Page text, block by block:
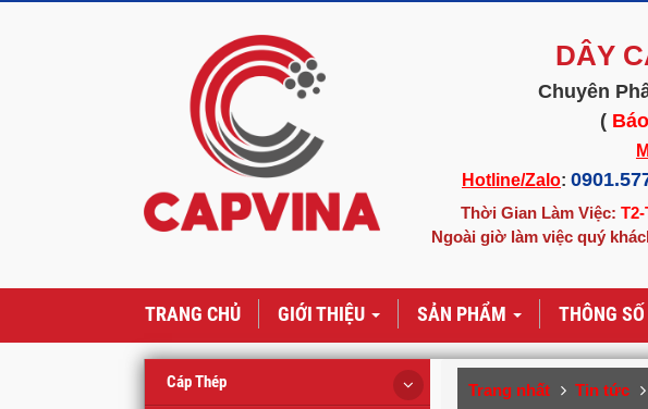
DÂY
Chuyên
(
Hotline/Zalo:
Thời Gian Làm Việc:
Ngoài giờ làm việc quý
TRANG CHỦ GIỚI THIỆU SẢN PHẨM THÔNG
Trang nhất Tin tức
Cáp Thép